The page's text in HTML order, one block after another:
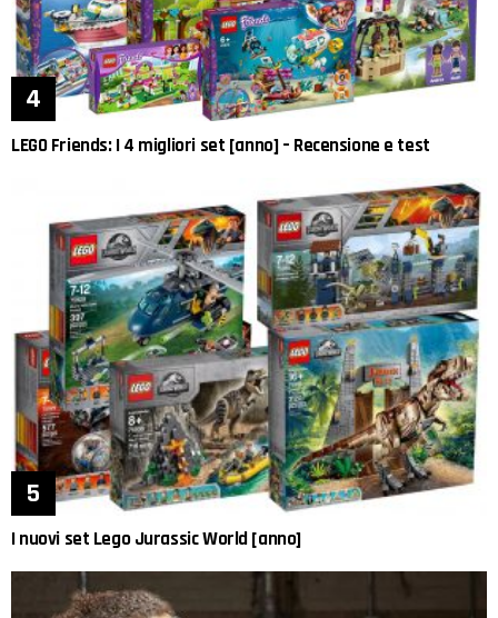
LEGO Friends: I 4 migliori set [anno] – Recensione e test
I nuovi set Lego Jurassic World [anno]